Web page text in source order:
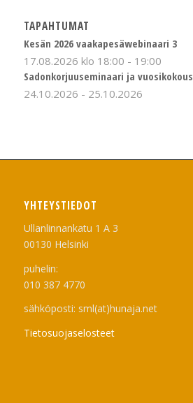
TAPAHTUMAT
Kesän 2026 vaakapesäwebinaari 3
17.08.2026 klo 18:00 - 19:00
Sadonkorjuuseminaari ja vuosikokous
24.10.2026 - 25.10.2026
YHTEYSTIEDOT
Ullanlinnankatu 1 A 3
00130 Helsinki
puhelin:
010 387 4770
sähköposti: sml(at)hunaja.net
Tietosuojaselosteet